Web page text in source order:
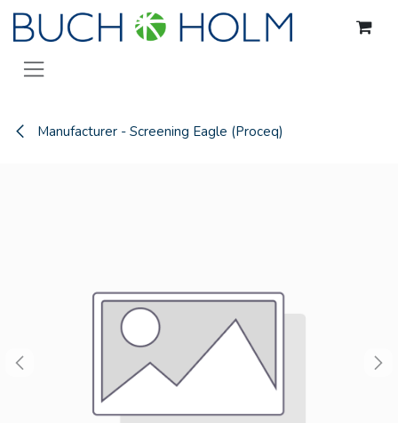
Skip to Content
Manufacturer - Screening Eagle (Proceq)